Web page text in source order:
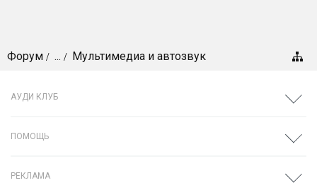
Форум ... Мультимедиа и автозвук
АУДИ КЛУБ
ПОМОЩЬ
РЕКЛАМА